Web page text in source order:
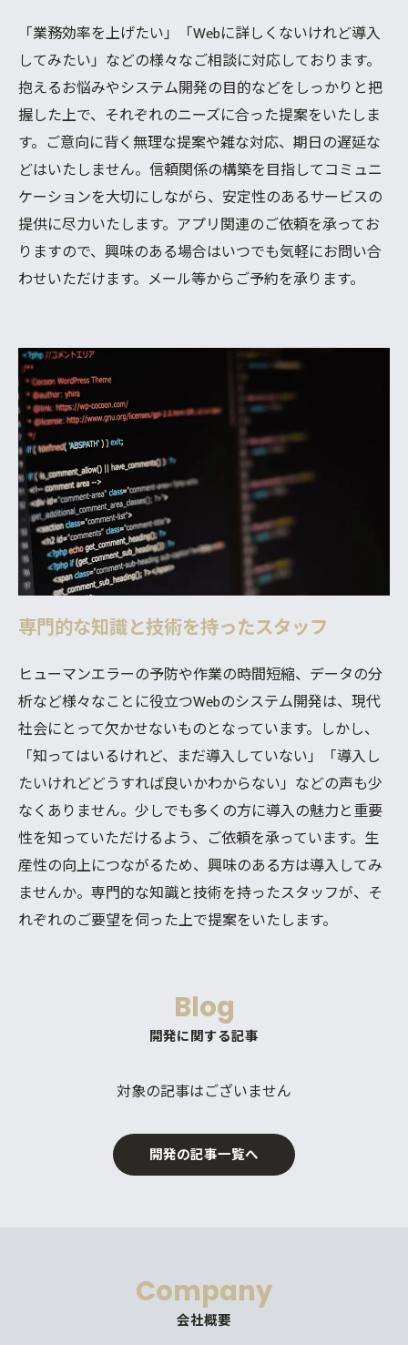
「業務効率を上げたい」「Webに詳しくないけれど導入
してみたい」などの様々なご相談に対応しております。
抱えるお悩みやシステム開発の目的などをしっかりと把
握した上で、それぞれのニーズに合った提案をいたしま
す。ご意向に背く無理な提案や雑な対応、期日の遅延な
どはいたしません。信頼関係の構築を目指してコミュニ
ケーションを大切にしながら、安定性のあるサービスの
提供に尽力いたします。アプリ関連のご依頼を承ってお
りますので、興味のある場合はいつでも気軽にお問い合
わせいただけます。メール等からご予約を承ります。
専門的な知識と技術を持ったスタッフ
ヒューマンエラーの予防や作業の時間短縮、データの分
析など様々なことに役立つWebのシステム開発は、現代
社会にとって欠かせないものとなっています。しかし、
「知ってはいるけれど、まだ導入していない」「導入し
たいけれどどうすれば良いかわからない」などの声も少
なくありません。少しでも多くの方に導入の魅力と重要
性を知っていただけるよう、ご依頼を承っています。生
産性の向上につながるため、興味のある方は導入してみ
ませんか。専門的な知識と技術を持ったスタッフが、そ
れぞれのご要望を伺った上で提案をいたします。
開発に関する記事
Blog
対象の記事はございません
開発の記事一覧へ
会社概要
Company